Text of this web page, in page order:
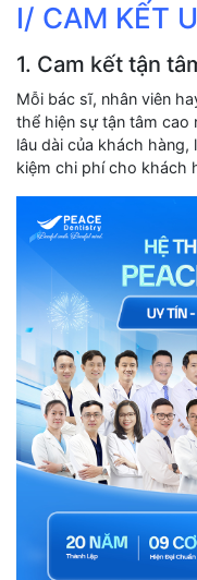
I/ CAM KẾT
1. Cam kết tận
Mỗi bác sĩ, nhân viên
thể hiện sự tận tâm
lâu dài của khách
kiệm chi phí cho khách